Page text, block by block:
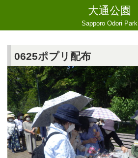
大通公園
Sapporo Odori Park
0625ポプリ配布